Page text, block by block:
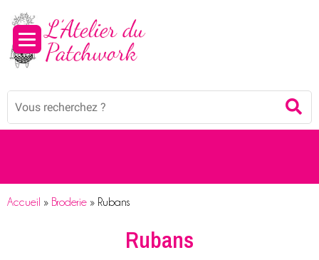
Mots
Accueil » Broderie » Rubans
Rubans